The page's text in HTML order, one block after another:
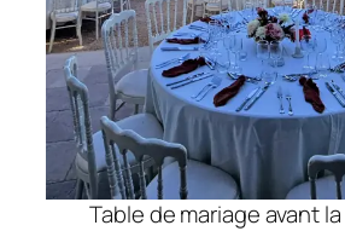
Table de mariage avant